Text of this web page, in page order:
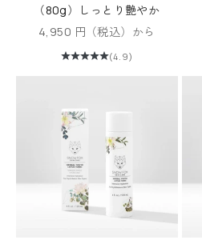
（80g）しっとり艶やか
セール価格
4,950 円（税込）から
(4.9)